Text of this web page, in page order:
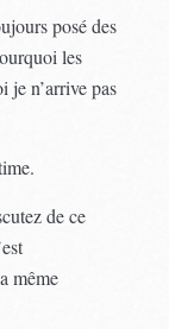
posé des
les
je n’arrive pas
de ce
même